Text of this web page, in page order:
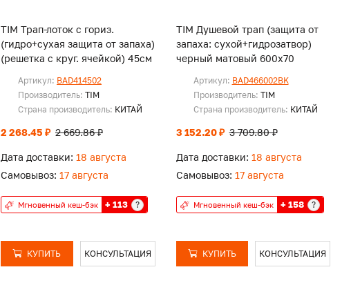
TIM Трап-лоток с гориз.
(гидро+сухая защита от запаха)
(решетка с круг. ячейкой) 45см
Артикул: BAD414502
Производитель: TIM
Страна производитель: КИТАЙ
2 268.45 ₽ 2 669.86 ₽
Дата доставки: 18 августа
Самовывоз: 17 августа
Мгновенный кеш-бэк + 113 ?
КУПИТЬ КОНСУЛЬТАЦИЯ
TIM Душевой трап (защита от
запаха: сухой+гидрозатвор)
черный матовый 600х70
Артикул: BAD466002BK
Производитель: TIM
Страна производитель: КИТАЙ
3 152.20 ₽ 3 709.80 ₽
Дата доставки: 18 августа
Самовывоз: 17 августа
Мгновенный кеш-бэк + 158 ?
КУПИТЬ КОНСУЛЬТАЦИЯ